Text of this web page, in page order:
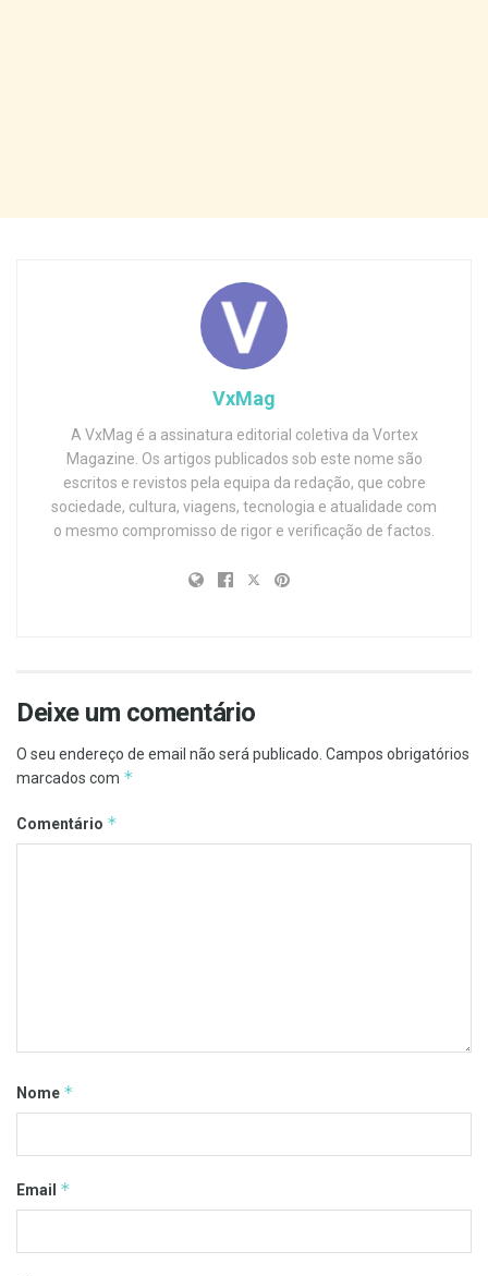
VxMag
A VxMag é a assinatura editorial coletiva da Vortex
Magazine. Os artigos publicados sob este nome são
escritos e revistos pela equipa da redação, que cobre
sociedade, cultura, viagens, tecnologia e atualidade com
o mesmo compromisso de rigor e verificação de factos.
Deixe um comentário
O seu endereço de email não será publicado. Campos obrigatórios
marcados com *
Comentário *
Nome *
Email *